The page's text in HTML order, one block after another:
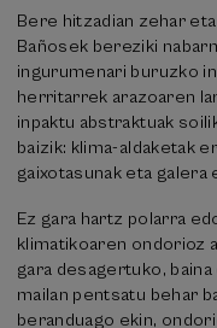
Bere hitzadian zehar
Bañosek bereziki
ingurumenari buruzko
herritarrek arazoaren
inpaktu abstraktuak
baizik: klima-aldaketak
gaixotasunak eta galera
Ez gara hartz polarra
klimatikoaren ondorioz
gara desagertuko,
mailan pentsatu behar
beranduago ekin,